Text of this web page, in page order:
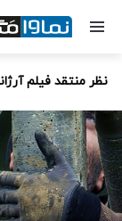
نظر منتقد فیلم